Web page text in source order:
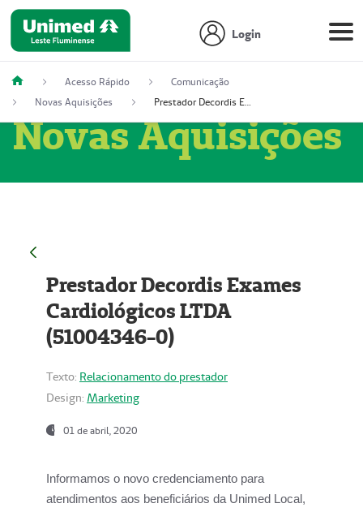
Login
Acesso Rápido
Comunicação
Novas Aquisições
Prestador Decordis Exames Cardiológicos LTDA (51004346-0)
Novas Aquisições
Prestador Decordis Exames
Cardiológicos LTDA
(51004346-0)
Texto: Relacionamento do prestador
Design: Marketing
01 de abril, 2020
Informamos o novo credenciamento para
atendimentos aos beneficiários da Unimed Local,